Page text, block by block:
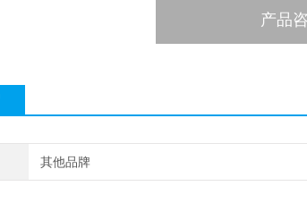
产品
其他品牌